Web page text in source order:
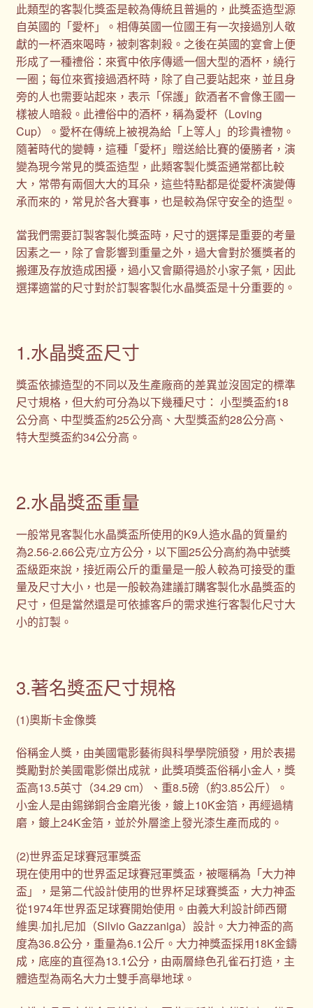
此類型的客製化獎盃是較為傳統且普遍的，此獎盃造型源
自英國的「愛杯」。相傳英國一位國王有一次接過別人敬
獻的一杯酒來喝時，被刺客刺殺。之後在英國的宴會上便
形成了一種禮俗：來賓中依序傳遞一個大型的酒杯，繞行
一圈；每位來賓接過酒杯時，除了自己要站起來，並且身
旁的人也需要站起來，表示「保護」飲酒者不會像王國一
樣被人暗殺。此禮俗中的酒杯，稱為愛杯（Loving
Cup）。愛杯在傳統上被視為給「上等人」的珍貴禮物。
隨著時代的變轉，這種「愛杯」贈送給比賽的優勝者，演
變為現今常見的獎盃造型，此類客製化獎盃通常都比較
大，常帶有兩個大大的耳朵，這些特點都是從愛杯演變傳
承而來的，常見於各大賽事，也是較為保守安全的造型。
當我們需要訂製客製化獎盃時，尺寸的選擇是重要的考量
因素之一，除了會影響到重量之外，過大會對於獲獎者的
搬運及存放造成困擾，過小又會顯得過於小家子氣，因此
選擇適當的尺寸對於訂製客製化水晶獎盃是十分重要的。
1.水晶獎盃尺寸
獎盃依據造型的不同以及生產廠商的差異並沒固定的標準
尺寸規格，但大約可分為以下幾種尺寸： 小型獎盃約18
公分高、中型獎盃約25公分高、大型獎盃約28公分高、
特大型獎盃約34公分高。
2.水晶獎盃重量
一般常見客製化水晶獎盃所使用的K9人造水晶的質量約
為2.56-2.66公克/立方公分，以下圖25公分高約為中號獎
盃級距來說，接近兩公斤的重量是一般人較為可接受的重
量及尺寸大小，也是一般較為建議訂購客製化水晶獎盃的
尺寸，但是當然還是可依據客戶的需求進行客製化尺寸大
小的訂製。
3.著名獎盃尺寸規格
(1)奧斯卡金像獎
俗稱金人獎，由美國電影藝術與科學學院頒發，用於表揚
獎勵對於美國電影傑出成就，此獎項獎盃俗稱小金人，獎
盃高13.5英寸（34.29 cm）、重8.5磅（約3.85公斤）。
小金人是由錫銻銅合金磨光後，鍍上10K金箔，再經過精
磨，鍍上24K金箔，並於外層塗上發光漆生產而成的。
(2)世界盃足球賽冠軍獎盃
現在使用中的世界盃足球賽冠軍獎盃，被暱稱為「大力神
盃」，是第二代設計使用的世界杯足球賽獎盃，大力神盃
從1974年世界盃足球賽開始使用。由義大利設計師西爾
維奧·加扎尼加（Silvio Gazzaniga）設計。大力神盃的高
度為36.8公分，重量為6.1公斤。大力神獎盃採用18K金鑄
成，底座的直徑為13.1公分，由兩層綠色孔雀石打造，主
體造型為兩名大力士雙手高舉地球。